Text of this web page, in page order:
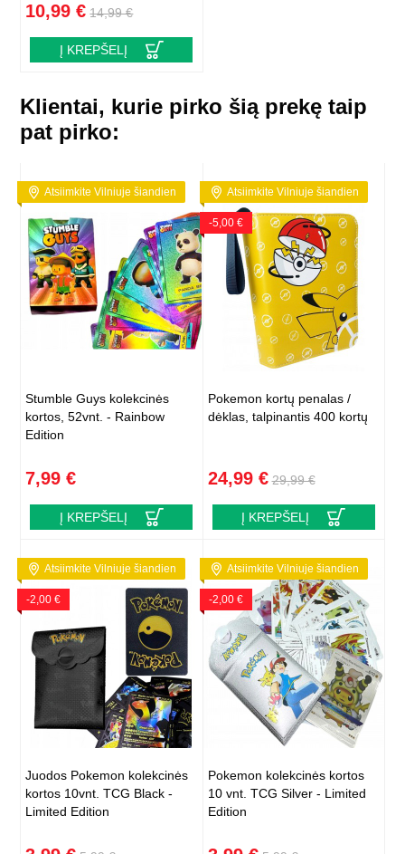
10,99 € 14,99 €
Į KREPŠELĮ
Klientai, kurie pirko šią prekę taip
pat pirko:
Atsiimkite Vilniuje šiandien
Stumble Guys kolekcinės
kortos, 52vnt. - Rainbow
Edition
7,99 €
Į KREPŠELĮ
Atsiimkite Vilniuje šiandien
-5,00 €
Pokemon kortų penalas /
dėklas, talpinantis 400 kortų
24,99 € 29,99 €
Į KREPŠELĮ
Atsiimkite Vilniuje šiandien
-2,00 €
Juodos Pokemon kolekcinės
kortos 10vnt. TCG Black -
Limited Edition
Atsiimkite Vilniuje šiandien
-2,00 €
Pokemon kolekcinės kortos
10 vnt. TCG Silver - Limited
Edition